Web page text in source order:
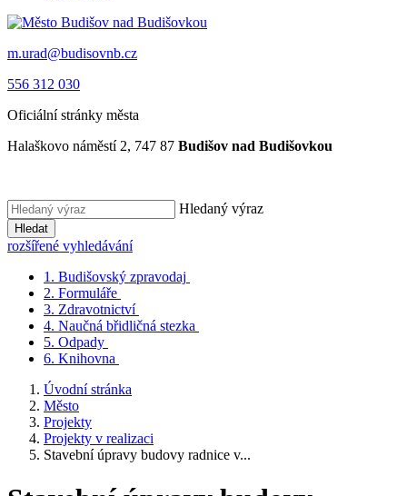
m.urad@budisovnb.cz
556 312 030
Oficiální stránky města
Halaškovo náměstí 2, 747 87 Budišov nad Budišovkou
Hledaný výraz
Hledat
rozšířené vyhledávání
1. Budišovský zpravodaj
2. Formuláře
3. Zdravotnictví
4. Naučná břidličná stezka
5. Odpady
6. Knihovna
Úvodní stránka
Město
Projekty
Projekty v realizaci
Stavební úpravy budovy radnice v...